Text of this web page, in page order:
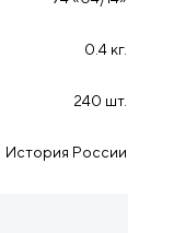
0.4 кг.
240 шт.
История России